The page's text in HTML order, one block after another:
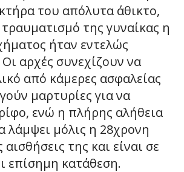
του απόλυτα άθικτο,
της γυναίκας η
ήταν εντελώς
αρχές συνεχίζουν να
από κάμερες ασφαλείας
μαρτυρίες για να
ενώ η πλήρης αλήθεια
λάμψει μόλις η 28χρονη
αισθήσεις της και είναι σε
επίσημη κατάθεση.